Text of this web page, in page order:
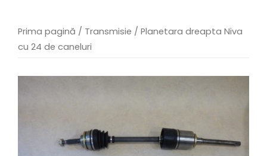
Prima pagină / Transmisie / Planetara dreapta Niva
cu 24 de caneluri